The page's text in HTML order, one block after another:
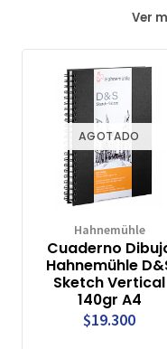
Ver
AGOTADO
Hahnemühle
Cuaderno
Hahnemühle
Sketch Vertical
140gr A4
$19.300